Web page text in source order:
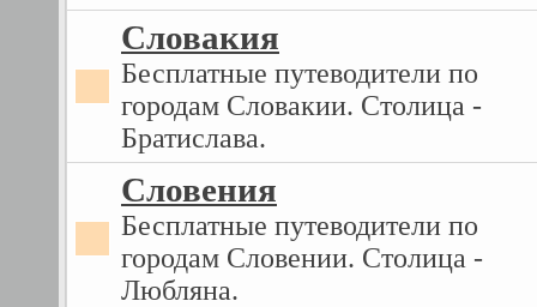
Словакия
Бесплатные путеводители по
городам Словакии. Столица -
Братислава.
Словения
Бесплатные путеводители по
городам Словении. Столица -
Любляна.